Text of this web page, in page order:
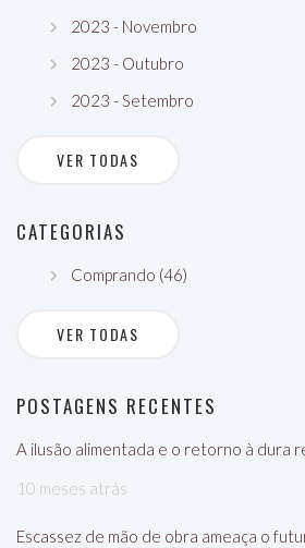
2023 - Novembro
2023 - Outubro
2023 - Setembro
VER TODAS
CATEGORIAS
Comprando (46)
VER TODAS
POSTAGENS RECENTES
A ilusão alimentada e o retorno à dura
10 meses atrás
Escassez de mão de obra ameaça o